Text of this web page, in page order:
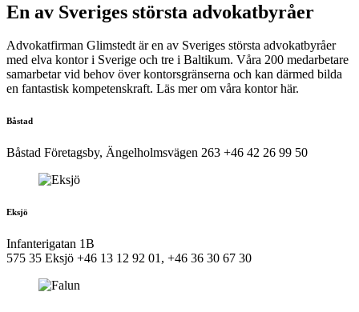
En av Sveriges största advokatbyråer
Advokatfirman Glimstedt är en av Sveriges största advokatbyråer
med elva kontor i Sverige och tre i Baltikum. Våra 200 medarbetare
samarbetar vid behov över kontorsgränserna och kan därmed bilda
en fantastisk kompetenskraft. Läs mer om våra kontor här.
Båstad
Båstad Företagsby, Ängelholmsvägen 263 +46 42 26 99 50
Eksjö
Infanterigatan 1B
575 35 Eksjö +46 13 12 92 01, +46 36 30 67 30